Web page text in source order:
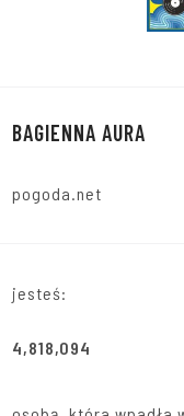
BAGIENNA AURA
pogoda.net
jesteś:
4,818,094